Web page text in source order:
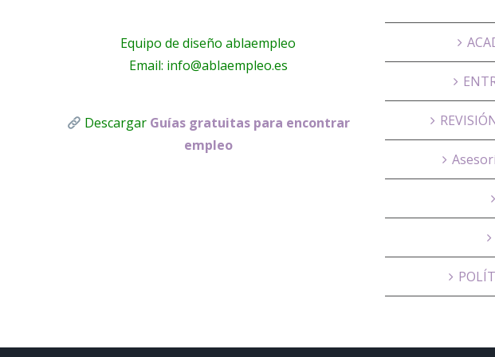
Equipo de diseño ablaempleo
Email: info@ablaempleo.es
Descargar Guías gratuitas para encontrar
empleo